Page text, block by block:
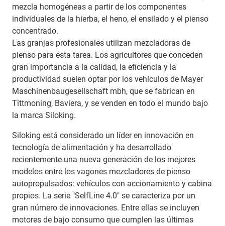
mezcla homogéneas a partir de los componentes
individuales de la hierba, el heno, el ensilado y el pienso
concentrado.
Las granjas profesionales utilizan mezcladoras de
pienso para esta tarea. Los agricultores que conceden
gran importancia a la calidad, la eficiencia y la
productividad suelen optar por los vehículos de Mayer
Maschinenbaugesellschaft mbh, que se fabrican en
Tittmoning, Baviera, y se venden en todo el mundo bajo
la marca Siloking.
Siloking está considerado un líder en innovación en
tecnología de alimentación y ha desarrollado
recientemente una nueva generación de los mejores
modelos entre los vagones mezcladores de pienso
autopropulsados: vehículos con accionamiento y cabina
propios. La serie "SelfLine 4.0" se caracteriza por un
gran número de innovaciones. Entre ellas se incluyen
motores de bajo consumo que cumplen las últimas